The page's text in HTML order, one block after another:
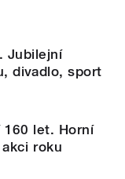
Jubilejní
divadlo, sport
160 let. Horní
roku